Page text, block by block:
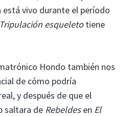
vivo durante el período
Tripulación esqueletotiene
Hondo también nos
de cómo podría
y después de que el
saltara de Rebeldesen El